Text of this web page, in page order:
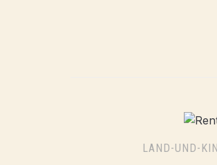
LAND-UND-